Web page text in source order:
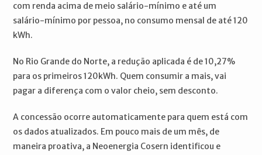
com renda acima de meio salário-mínimo e até um
salário-mínimo por pessoa, no consumo mensal de até 120
kWh.
No Rio Grande do Norte, a redução aplicada é de 10,27%
para os primeiros 120kWh. Quem consumir a mais, vai
pagar a diferença com o valor cheio, sem desconto.
A concessão ocorre automaticamente para quem está com
os dados atualizados. Em pouco mais de um mês, de
maneira proativa, a Neoenergia Cosern identificou e